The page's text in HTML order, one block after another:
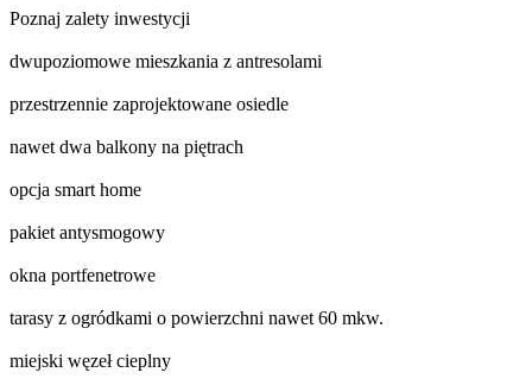
Poznaj zalety inwestycji
dwupoziomowe mieszkania z antresolami
przestrzennie zaprojektowane osiedle
nawet dwa balkony na piętrach
opcja smart home
pakiet antysmogowy
okna portfenetrowe
tarasy z ogródkami o powierzchni nawet 60 mkw.
miejski węzeł cieplny